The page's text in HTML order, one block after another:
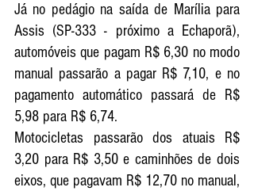
Já no pedágio na saída de Marília para
Assis (SP-333 - próximo a Echaporã),
automóveis que pagam R$ 6,30 no modo
manual passarão a pagar R$ 7,10, e no
pagamento automático passará de R$
5,98 para R$ 6,74.
Motocicletas passarão dos atuais R$
3,20 para R$ 3,50 e caminhões de dois
eixos, que pagavam R$ 12,70 no manual,